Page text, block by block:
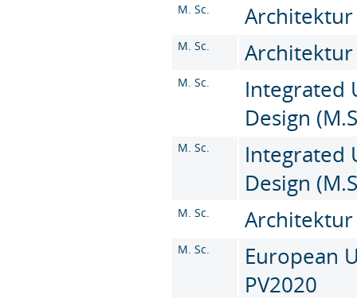
M. Sc.
Architektur
M. Sc. Architektur
M. Sc.
Integrated
Design
M. Sc.
Integrated
Design
M. Sc. Architektur
M. Sc.
European
PV2020